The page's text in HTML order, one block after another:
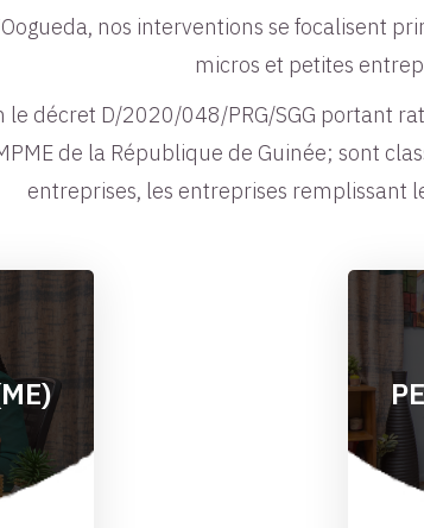
nos interventions se focalisent
micros et petites
le décret D/2020/048/PRG/SGG portant
de la République de Guinée; sont
entreprises, les entreprises remplissant